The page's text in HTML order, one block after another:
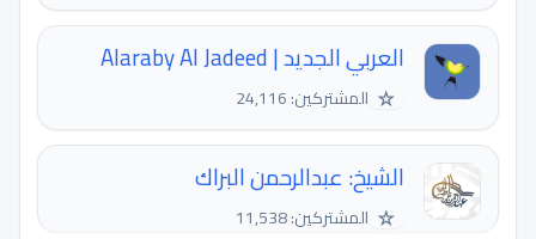
العربي الجديد | Alaraby Al Jadeed
☆ المشتركين: 24,116
الشيخ: عبدالرحمن البراك
☆ المشتركين: 11,538